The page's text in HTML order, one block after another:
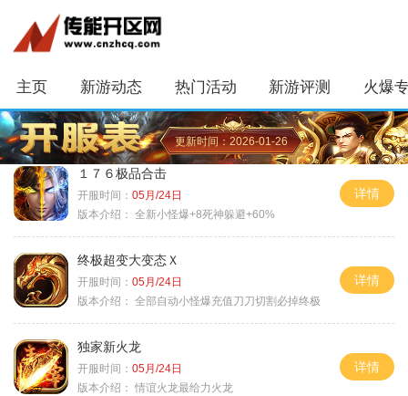
主页 新游动态 热门活动 新游评测 火爆
更新时间：2026-01-26
１７６极品合击
开服时间： 05月/24日
版本介绍： 全新小怪爆+8死神躲避+60%
详情
终极超变大变态Ｘ
开服时间： 05月/24日
版本介绍： 全部自动小怪爆充值刀刀切割必掉终极
详情
独家新火龙
开服时间： 05月/24日
版本介绍： 情谊火龙最给力火龙
详情